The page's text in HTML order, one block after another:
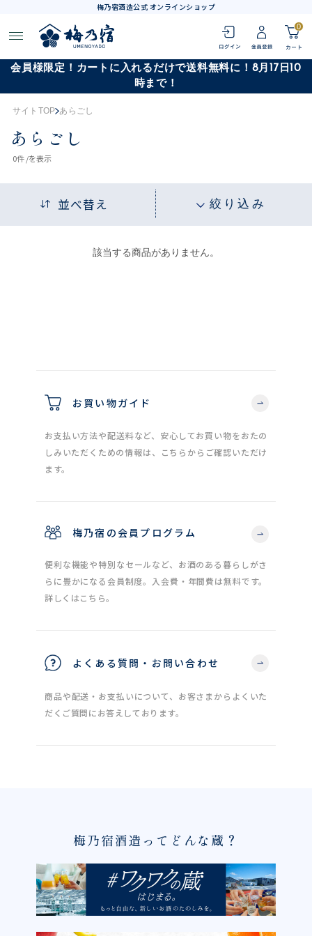
梅乃宿酒造公式 オンラインショップ
0
会員様限定！カートに入れるだけで送料無料に！8月17日10
時まで！
サイトTOP あらごし
あらごし
0件 /を表示
並べ替え 絞り込み
該当する商品がありません。
お買い物ガイド
お支払い方法や配送料など、安心してお買い物をおたの
しみいただくための情報は、こちらからご確認いただけ
ます。
梅乃宿の会員プログラム
便利な機能や特別なセールなど、お酒のある暮らしがさ
らに豊かになる会員制度。入会費・年間費は無料です。
詳しくはこちら。
よくある質問・お問い合わせ
商品や配送・お支払いについて、お客さまからよくいた
だくご質問にお答えしております。
梅乃宿酒造ってどんな蔵？